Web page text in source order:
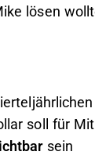
lösen
soll für
sein